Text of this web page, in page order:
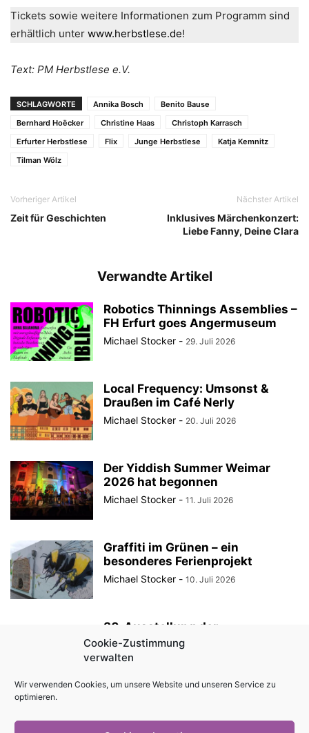
Cookie-Zustimmung
verwalten
Wir verwenden Cookies, um unsere Website und unseren Service zu
optimieren.
Tickets sowie weitere Informationen zum Programm sind
erhältlich unter www.herbstlese.de!
Text: PM Herbstlese e.V.
SCHLAGWORTE Annika Bosch
Benito Bause
Bernhard Hoëcker
Christine Haas
Christoph Karrasch
Erfurter Herbstlese
Flix Junge Herbstlese
Katja Kemnitz
Tilman Wölz
Vorheriger Artikel
Zeit für Geschichten
Nächster Artikel
Inklusives Märchenkonzert:
Liebe Fanny, Deine Clara
Verwandte Artikel
Robotics Thinnings Assemblies –
FH Erfurt goes Angermuseum
Michael Stocker - 29. Juli 2026
Local Frequency: Umsonst &
Draußen im Café Nerly
Michael Stocker - 20. Juli 2026
Der Yiddish Summer Weimar
2026 hat begonnen
Michael Stocker - 11. Juli 2026
Graffiti im Grünen – ein
besonderes Ferienprojekt
Michael Stocker - 10. Juli 2026
30. Ausstellung der
StadtRaumBoxen am
KulturQuartier Schauspielhaus
Sommertheater im Innenhof des